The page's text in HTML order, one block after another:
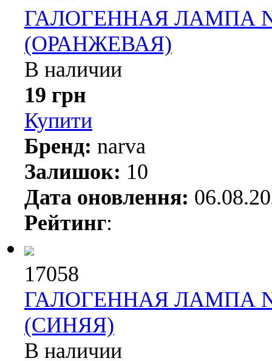
ГАЛОГЕННАЯ ЛАМПА
(ОРАНЖЕВАЯ)
В наличии
19 грн
Купити
Бренд: narva
Залишок: 10
Дата оновлення:
Рейтинг:
17058
ГАЛОГЕННАЯ ЛАМПА
(СИНЯЯ)
В наличии